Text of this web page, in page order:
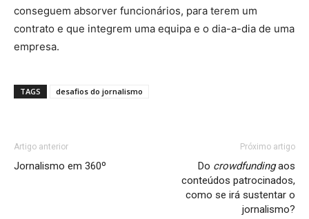
conseguem absorver funcionários, para terem um
contrato e que integrem uma equipa e o dia-a-dia de uma
empresa.
TAGS desafios do jornalismo
Artigo anterior
Jornalismo em 360º
Próximo artigo
Do crowdfundingaos
conteúdos patrocinados,
como se irá sustentar o
jornalismo?